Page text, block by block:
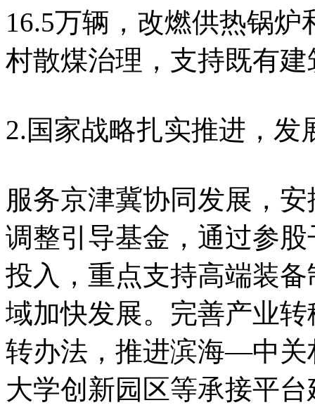
16.5万辆，改燃供热锅
村散煤治理，支持既有
2.国家战略扎实推进，发
服务京津冀协同发展，
调整引导基金，通过参
投入，重点支持高端装
域加快发展。完善产业
转办法，推进滨海—中关
大学创新园区等承接平